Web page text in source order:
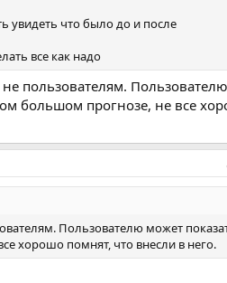
увидеть что было до и после
все как надо
пользователям. Пользователю
большом прогнозе, не все
Пользователю может
хорошо помнят, что внесли в него.